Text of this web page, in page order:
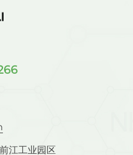
江工业园区